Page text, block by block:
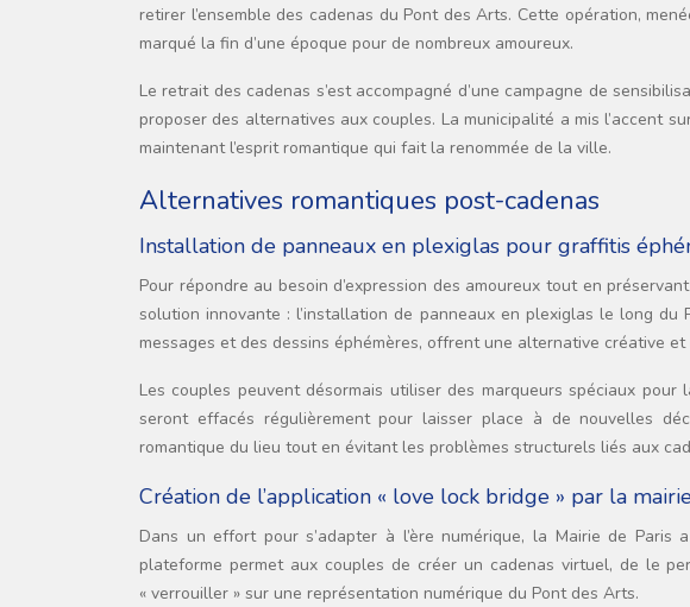
retirer l’ensemble des cadenas du Pont des Arts. Cette opération,
marqué la fin d’une époque pour de nombreux amoureux.
Le retrait des cadenas s’est accompagné d’une campagne de
proposer des alternatives aux couples. La municipalité a mis l’accent
maintenant l’esprit romantique qui fait la renommée de la ville.
Alternatives romantiques post-cadenas
Installation de panneaux en plexiglas pour graffitis
Pour répondre au besoin d’expression des amoureux tout en
solution innovante : l’installation de panneaux en plexiglas le long
messages et des dessins éphémères, offrent une alternative créative et
Les couples peuvent désormais utiliser des marqueurs spéciaux pour
seront effacés régulièrement pour laisser place à de nouvelles
romantique du lieu tout en évitant les problèmes structurels liés aux
Création de l’application « love lock bridge » par la
Dans un effort pour s’adapter à l’ère numérique, la Mairie de Paris
plateforme permet aux couples de créer un cadenas virtuel, de le
« verrouiller » sur une représentation numérique du Pont des Arts.